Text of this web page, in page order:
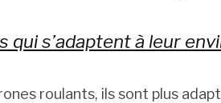
qui s’adaptent à leur
roulants, ils sont plus